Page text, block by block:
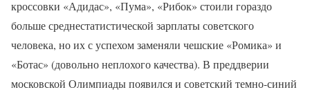
кроссовки «Адидас», «Пума», «Рибок» стоили гораздо
больше среднестатистической зарплаты советского
человека, но их с успехом заменяли чешские «Ромика» и
«Ботас» (довольно неплохого качества). В преддверии
московской Олимпиады появился и советский темно-синий